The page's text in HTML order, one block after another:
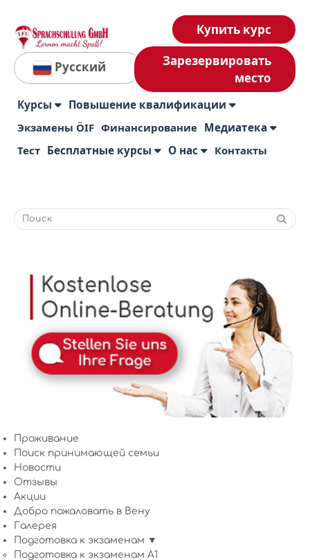
Русский
Купить курс
Зарезервировать
место
Курсы Повышение квалификации
Экзамены ÖIF Финансирование Медиатека
Тест Бесплатные курсы О нас Контакты
Проживание
Поиск принимающей семьи
Новости
Отзывы
Акции
Добро пожаловать в Вену
Галерея
Подготовка к экзаменам ▼
Подготовка к экзаменам A1